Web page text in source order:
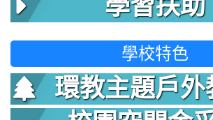
學習扶助
學校特色
環教主題戶外